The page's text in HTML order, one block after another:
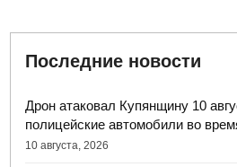
Последние новости
Дрон атаковал Купянщину 10
полицейские автомобили во
10 августа, 2026